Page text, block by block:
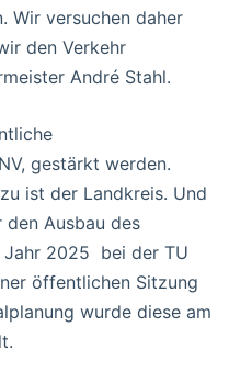
Wir versuchen daher
den Verkehr
André Stahl.
gestärkt werden.
ist der Landkreis. Und
Ausbau des
Jahr 2025 bei der TU
öffentlichen Sitzung
wurde diese am